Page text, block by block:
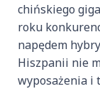
chińskiego
roku
napędem
Hiszpanii nie
wyposażenia i